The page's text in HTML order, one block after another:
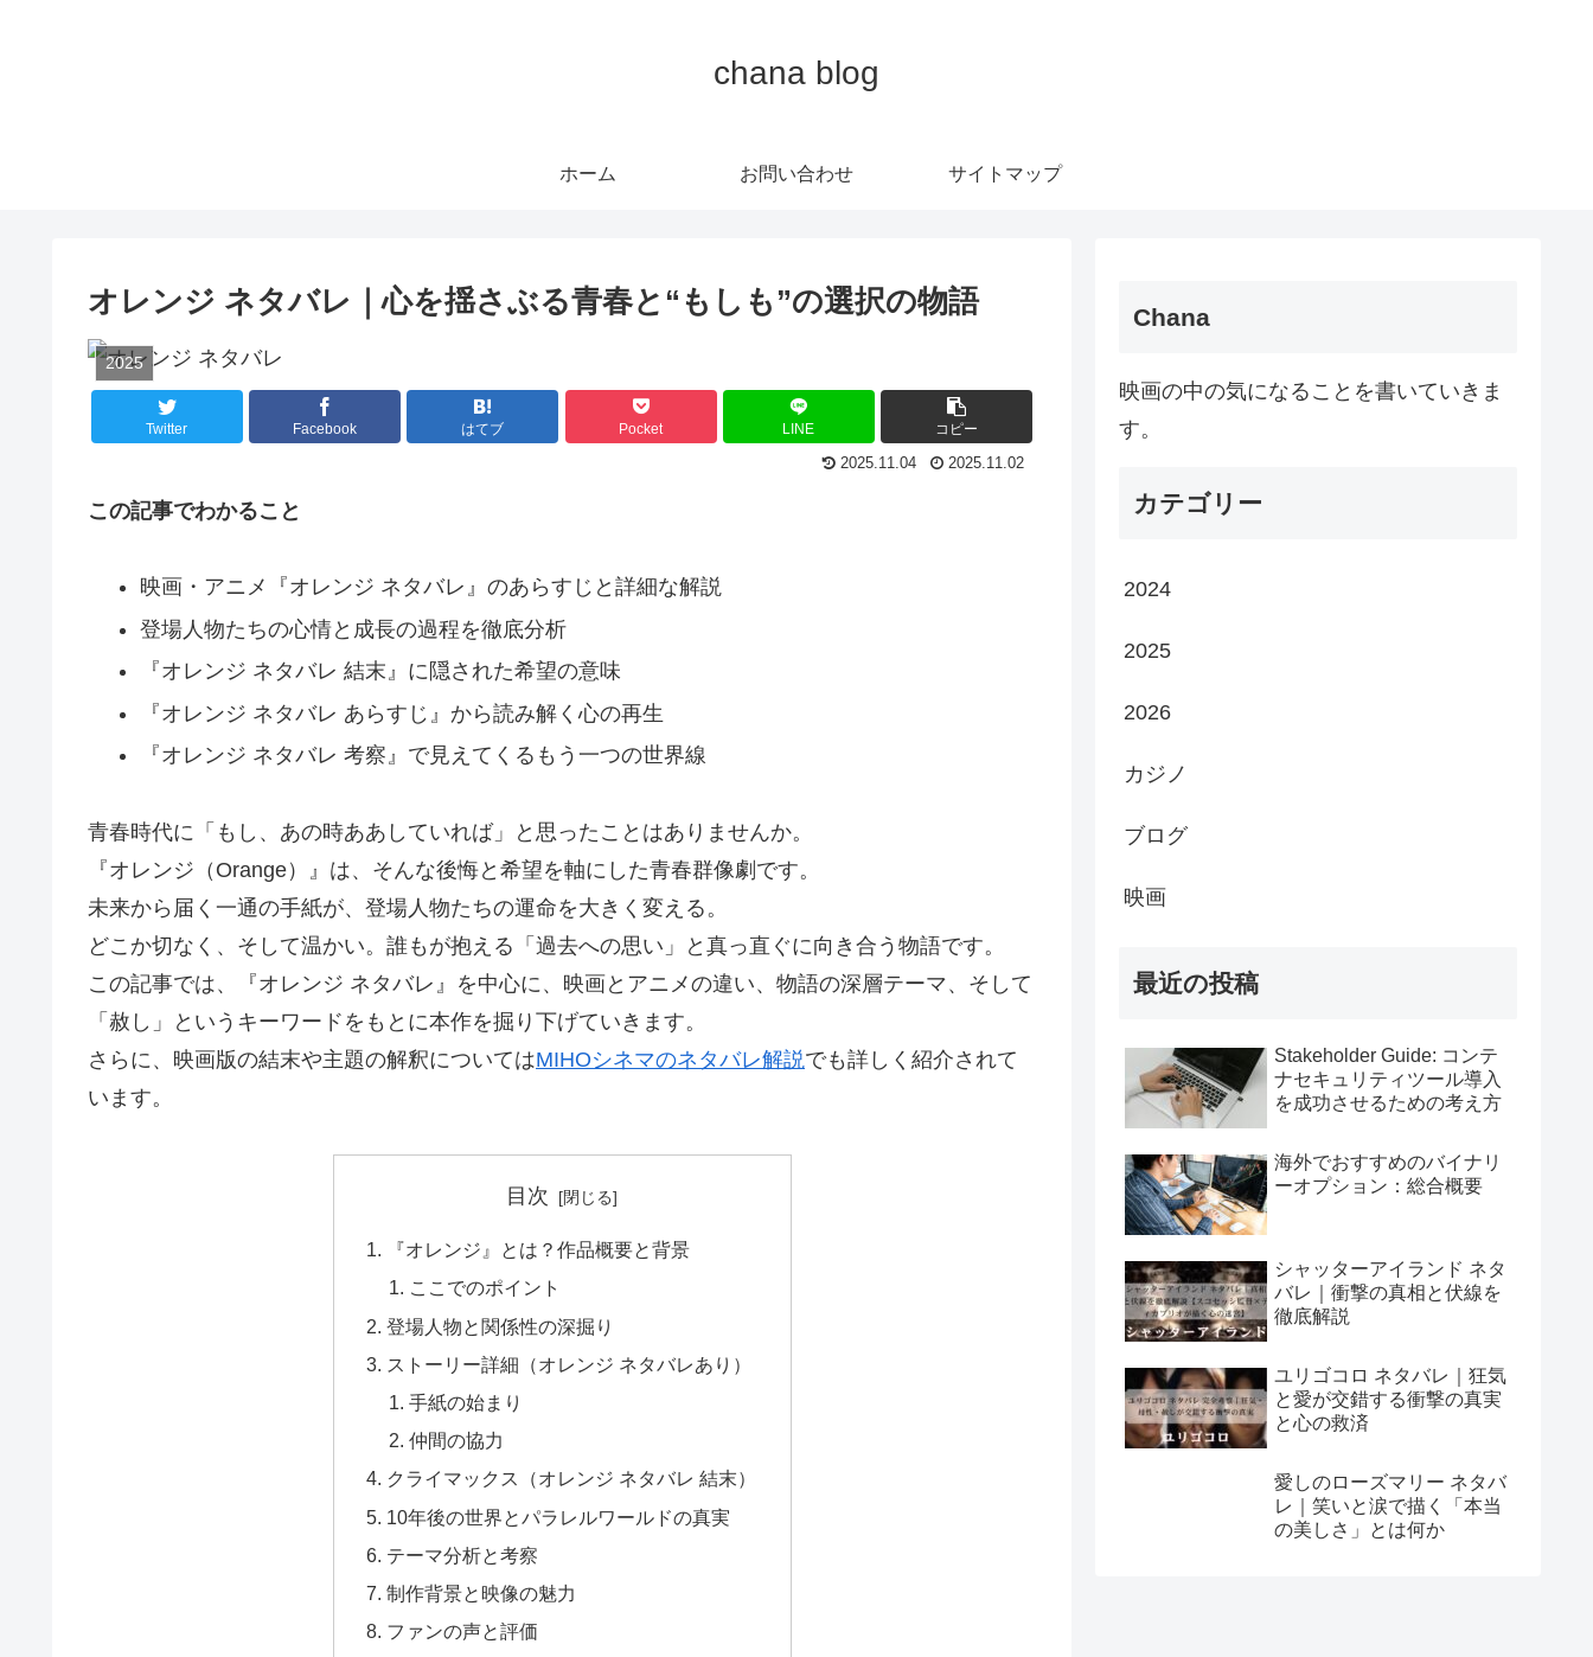
chana blog
ホーム お問い合わせ サイトマップ
オレンジ ネタバレ｜心を揺さぶる青春と“もしも”の選択の物語
2025
Twitter Facebook はてブ Pocket LINE コピー
2025.11.04 2025.11.02
この記事でわかること
映画・アニメ『オレンジ ネタバレ』のあらすじと詳細な解説
登場人物たちの心情と成長の過程を徹底分析
『オレンジ ネタバレ 結末』に隠された希望の意味
『オレンジ ネタバレ あらすじ』から読み解く心の再生
『オレンジ ネタバレ 考察』で見えてくるもう一つの世界線
青春時代に「もし、あの時ああしていれば」と思ったことはありませんか。
『オレンジ（Orange）』は、そんな後悔と希望を軸にした青春群像劇です。
未来から届く一通の手紙が、登場人物たちの運命を大きく変える。
どこか切なく、そして温かい。誰もが抱える「過去への思い」と真っ直ぐに向き合う物語です。
この記事では、『オレンジ ネタバレ』を中心に、映画とアニメの違い、物語の深層テーマ、そして
「赦し」というキーワードをもとに本作を掘り下げていきます。
さらに、映画版の結末や主題の解釈についてはMIHOシネマのネタバレ解説でも詳しく紹介されて
います。
目次
『オレンジ』とは？作品概要と背景
ここでのポイント
登場人物と関係性の深掘り
ストーリー詳細（オレンジ ネタバレあり）
手紙の始まり
仲間の協力
クライマックス（オレンジ ネタバレ 結末）
10年後の世界とパラレルワールドの真実
テーマ分析と考察
制作背景と映像の魅力
ファンの声と評価
Chana
映画の中の気になることを書いていきま
す。
カテゴリー
2024
2025
2026
カジノ
ブログ
映画
最近の投稿
Stakeholder Guide: コンテ
ナセキュリティツール導入
を成功させるための考え方
海外でおすすめのバイナリ
ーオプション：総合概要
シャッターアイランド ネタ
バレ｜衝撃の真相と伏線を
徹底解説
ユリゴコロ ネタバレ｜狂気
と愛が交錯する衝撃の真実
と心の救済
愛しのローズマリー ネタバ
レ｜笑いと涙で描く「本当
の美しさ」とは何か